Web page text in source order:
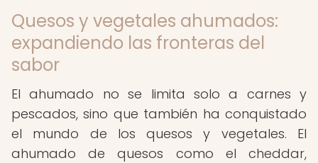
Quesos y vegetales ahumados:
expandiendo las fronteras del
sabor
El ahumado no se limita solo a carnes y
pescados, sino que también ha conquistado
el mundo de los quesos y vegetales. El
ahumado de quesos como el cheddar,